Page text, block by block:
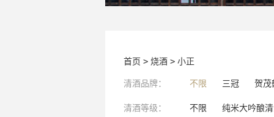
首页 > 烧酒 > 小正
清酒品牌： 不限 三冠 贺茂
清酒等级： 不限 纯米大吟酿